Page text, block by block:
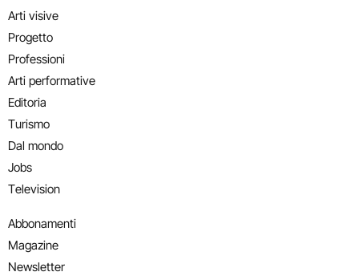
Arti visive
Progetto
Professioni
Arti performative
Editoria
Turismo
Dal mondo
Jobs
Television
Abbonamenti
Magazine
Newsletter